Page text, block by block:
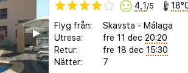
▶︎
4,1 /5
Flyg från: Skavsta - Málaga
Utresa:
fre 11 dec 20:20
Retur:
fre 18 dec 15:30
Nätter:
7